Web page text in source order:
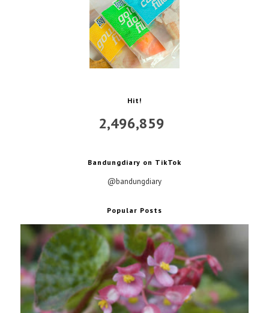
Hit!
2,496,859
Bandungdiary on TikTok
@bandungdiary
Popular Posts